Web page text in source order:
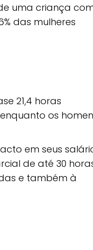
uma criança
das mulheres
21,4 horas
os
em seus
de até 30
e também à